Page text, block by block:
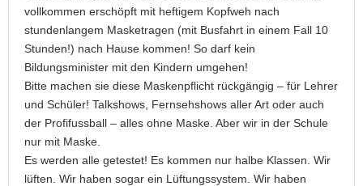
vollkommen erschöpft mit heftigem Kopfweh nach
stundenlangem Masketragen (mit Busfahrt in einem Fall 10
Stunden!) nach Hause kommen! So darf kein
Bildungsminister mit den Kindern umgehen!
Bitte machen sie diese Maskenpflicht rückgängig – für Lehrer
und Schüler! Talkshows, Fernsehshows aller Art oder auch
der Profifussball – alles ohne Maske. Aber wir in der Schule
nur mit Maske.
Es werden alle getestet! Es kommen nur halbe Klassen. Wir
lüften. Wir haben sogar ein Lüftungssystem. Wir haben